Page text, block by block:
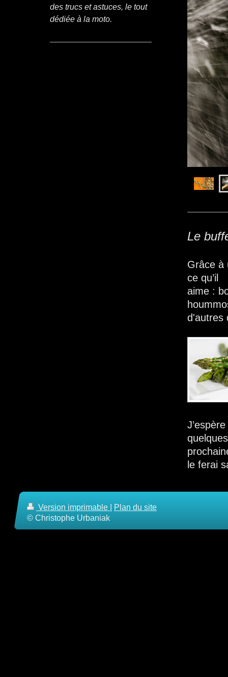
Le
Grâce à
ce qu’il
aime :
d'autres
le ferai
des trucs et astuces, le tout
dédiée à la moto.
Version imprimable
Plan du site
© Christophe Urbaniak